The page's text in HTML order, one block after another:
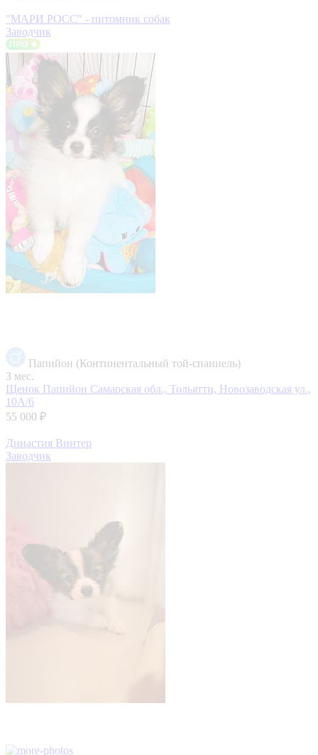
"МАРИ РОСС" - питомник собак
Заводчик
Папийон (Континентальный той-спаниель)
3 мес.
Щенок Папийон Самарская обл., Тольятти, Новозаводская ул.,
10А/6
55 000 ₽
Династия Винтер
Заводчик